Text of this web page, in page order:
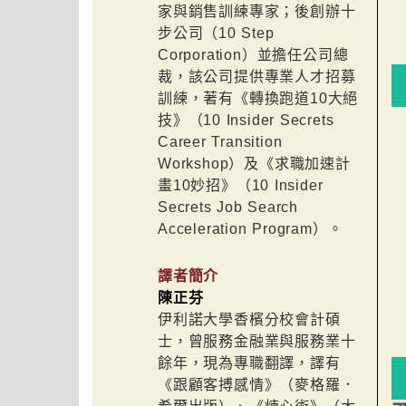
家與銷售訓練專家；後創辦十
步公司（10 Step
Corporation）並擔任公司總
裁，該公司提供專業人才招募
訓練，著有《轉換跑道10大絕
技》（10 Insider Secrets
Career Transition
Workshop）及《求職加速計
畫10妙招》（10 Insider
Secrets Job Search
Acceleration Program）。
譯者簡介
陳正芬
伊利諾大學香檳分校會計碩
士，曾服務金融業與服務業十
餘年，現為專職翻譯，譯有
《跟顧客搏感情》（麥格羅．